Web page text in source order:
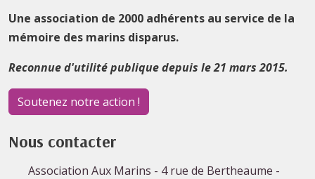
Une association de 2000 adhérents au service de la
mémoire des marins disparus.
Reconnue d'utilité publique depuis le 21 mars 2015.
Soutenez notre action !
Nous contacter
Association Aux Marins - 4 rue de Bertheaume -